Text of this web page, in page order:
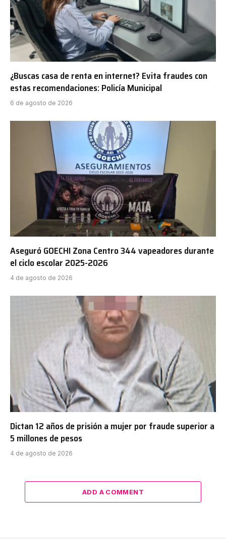
¿Buscas casa de renta en internet? Evita fraudes con
estas recomendaciones: Policía Municipal
6 de agosto de 2026
Aseguró GOECHI Zona Centro 344 vapeadores durante
el ciclo escolar 2025-2026
4 de agosto de 2026
Dictan 12 años de prisión a mujer por fraude superior a
5 millones de pesos
4 de agosto de 2026
ADD A COMMENT